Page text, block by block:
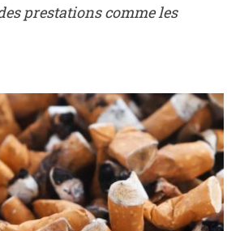
prestations comme les